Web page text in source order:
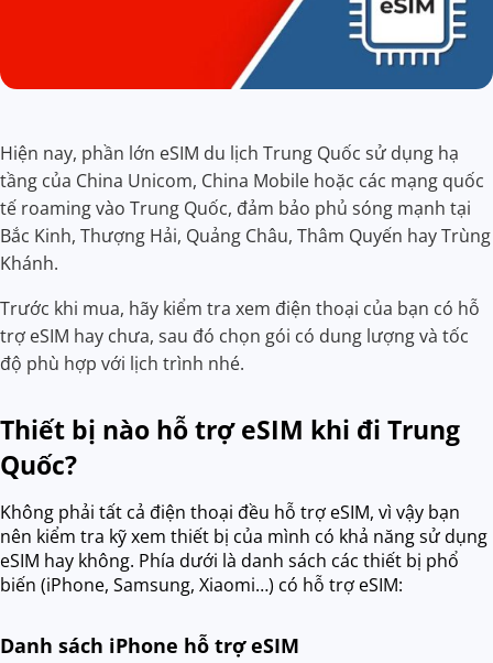
Hiện nay, phần lớn eSIM du lịch Trung Quốc sử dụng hạ
tầng của China Unicom, China Mobile hoặc các mạng quốc
tế roaming vào Trung Quốc, đảm bảo phủ sóng mạnh tại
Bắc Kinh, Thượng Hải, Quảng Châu, Thâm Quyến hay Trùng
Khánh.
Trước khi mua, hãy kiểm tra xem điện thoại của bạn có hỗ
trợ eSIM hay chưa, sau đó chọn gói có dung lượng và tốc
độ phù hợp với lịch trình nhé.
Thiết bị nào hỗ trợ eSIM khi đi Trung
Quốc?
Không phải tất cả điện thoại đều hỗ trợ eSIM, vì vậy bạn
nên kiểm tra kỹ xem thiết bị của mình có khả năng sử dụng
eSIM hay không. Phía dưới là danh sách các thiết bị phổ
biến (iPhone, Samsung, Xiaomi…) có hỗ trợ eSIM:
Danh sách iPhone hỗ trợ eSIM